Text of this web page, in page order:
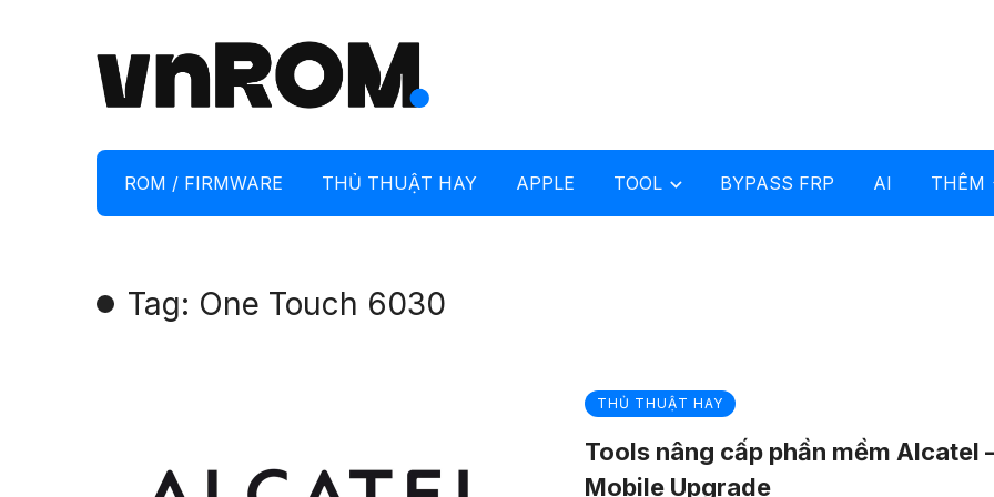
ROM / FIRMWARE THỦ THUẬT HAY APPLE TOOL BYPASS FRP AI THÊM
Tag: One Touch 6030
THỦ THUẬT HAY
Tools nâng cấp phần mềm Alcatel
Mobile Upgrade